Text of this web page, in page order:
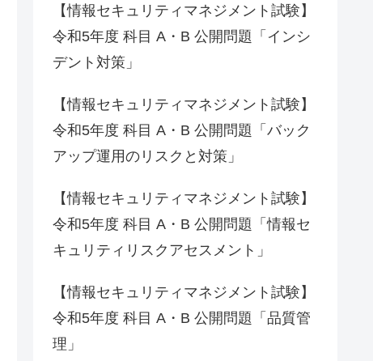
【情報セキュリティマネジメント試験】
令和5年度 科目 A・B 公開問題「インシ
デント対策」
【情報セキュリティマネジメント試験】
令和5年度 科目 A・B 公開問題「バック
アップ運用のリスクと対策」
【情報セキュリティマネジメント試験】
令和5年度 科目 A・B 公開問題「情報セ
キュリティリスクアセスメント」
【情報セキュリティマネジメント試験】
令和5年度 科目 A・B 公開問題「品質管
理」